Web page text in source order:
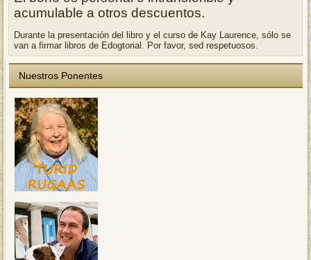
acumulable a otros descuentos.
Durante la presentación del libro y el curso de Kay Laurence, sólo se
van a firmar libros de Edogtorial. Por favor, sed respetuosos.
Nuestros Ponentes